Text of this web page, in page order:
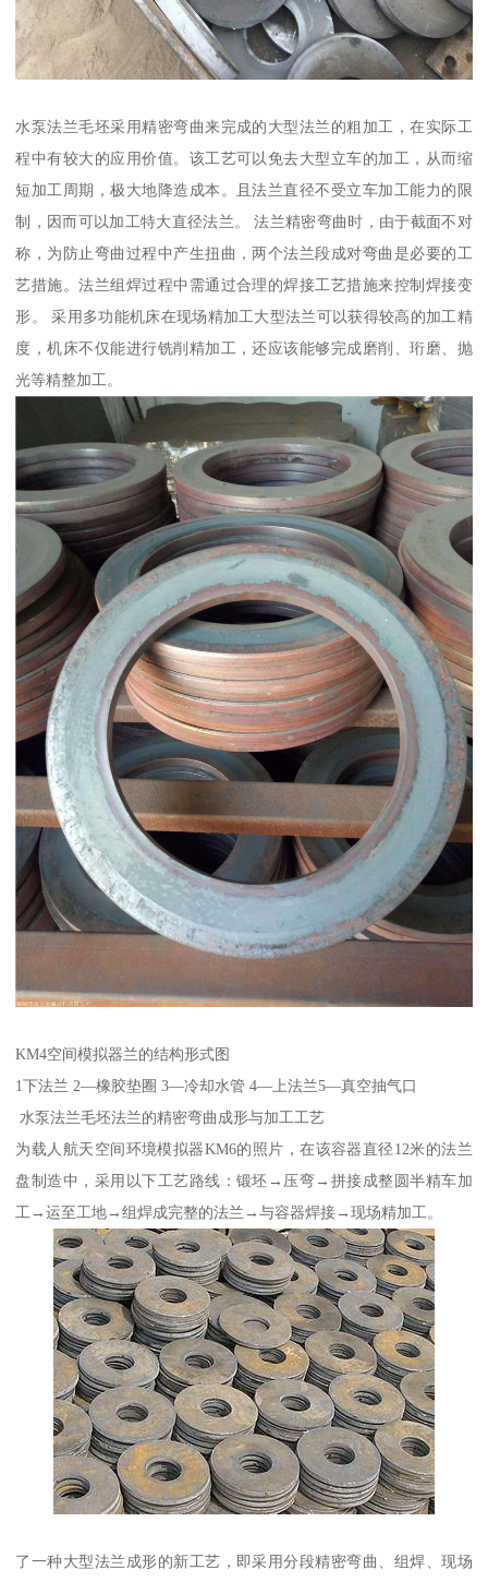
水泵法兰毛坯采用精密弯曲来完成的大型法兰的粗加工，在实际工
程中有较大的应用价值。该工艺可以免去大型立车的加工，从而缩
短加工周期，极大地降造成本。且法兰直径不受立车加工能力的限
制，因而可以加工特大直径法兰。 法兰精密弯曲时，由于截面不对
称，为防止弯曲过程中产生扭曲，两个法兰段成对弯曲是必要的工
艺措施。法兰组焊过程中需通过合理的焊接工艺措施来控制焊接变
形。 采用多功能机床在现场精加工大型法兰可以获得较高的加工精
度，机床不仅能进行铣削精加工，还应该能够完成磨削、珩磨、抛
光等精整加工。
KM4空间模拟器兰的结构形式图
1下法兰 2—橡胶垫圈 3—冷却水管 4—上法兰5—真空抽气口
水泵法兰毛坯法兰的精密弯曲成形与加工工艺
为载人航天空间环境模拟器KM6的照片，在该容器直径12米的法兰
盘制造中，采用以下工艺路线：锻坯→压弯→拼接成整圆半精车加
工→运至工地→组焊成完整的法兰→与容器焊接→现场精加工。
了一种大型法兰成形的新工艺，即采用分段精密弯曲、组焊、现场